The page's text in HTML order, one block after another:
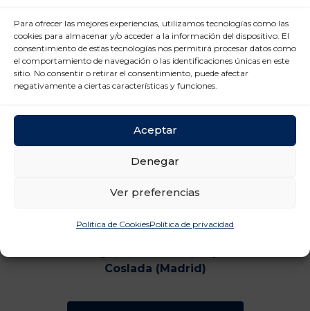
Para ofrecer las mejores experiencias, utilizamos tecnologías como las
cookies para almacenar y/o acceder a la información del dispositivo. El
consentimiento de estas tecnologías nos permitirá procesar datos como
el comportamiento de navegación o las identificaciones únicas en este
sitio. No consentir o retirar el consentimiento, puede afectar
negativamente a ciertas características y funciones.
Aceptar
Denegar
Ver preferencias
Política de CookiesPolítica de privacidad
Coslada (Madrid)